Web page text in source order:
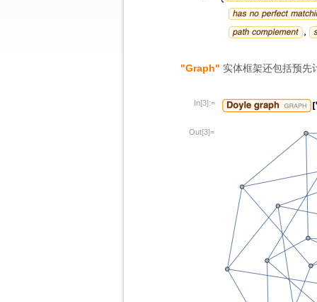
"Graph" 实体框架还包括预先
In[3]:=
Out[3]=